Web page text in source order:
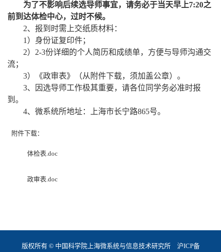
为了不影响后续选导师事宜，请务必于当天早上7:20之
前到达体检中心，过时不候。
2、报到时需上交纸质材料：
1 ）身份证复印件；
2） 2-3份详细的个人简历和成绩单，方便与导师沟通交
流；
3）《政审表》（从附件下载，须加盖公章）。
3、因选导师工作极其重要，请各位同学务必准时报
到。
4、微系统所地址：上海市长宁路865号。
附件下载：
体检表.doc
政审表.doc
版权所有 © 中国科学院上海微系统与信息技术研究所 沪ICP备